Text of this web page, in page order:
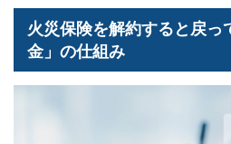
火災保険を解約すると戻っ
金」の仕組み